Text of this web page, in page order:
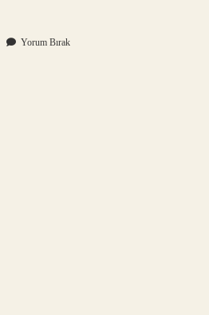
Yorum Bırak